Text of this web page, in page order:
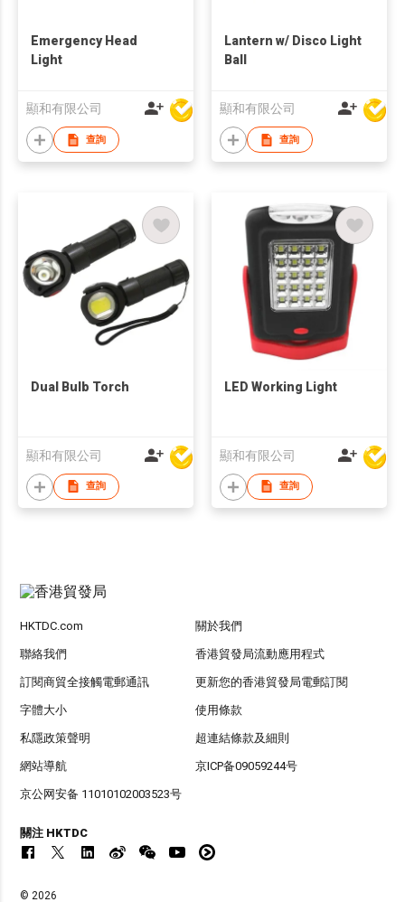
Emergency Head
Light
顯和有限公司
查詢
Lantern w/ Disco Light
Ball
顯和有限公司
查詢
Dual Bulb Torch
顯和有限公司
查詢
LED Working Light
顯和有限公司
查詢
HKTDC.com 關於我們
聯絡我們 香港貿發局流動應用程式
訂閱商貿全接觸電郵通訊 更新您的香港貿發局電郵訂閱
字體大小 使用條款
私隱政策聲明 超連結條款及細則
網站導航 京ICP备09059244号
京公网安备 11010102003523号
關注 HKTDC
© 2026